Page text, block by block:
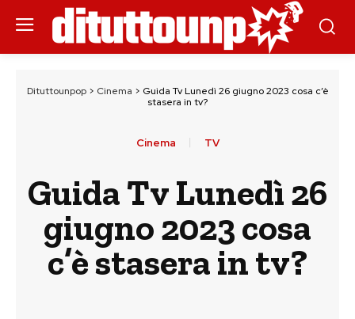
Dituttounpop> Cinema > Guida Tv Lunedì 26 giugno 2023 cosa c’è
stasera in tv?
Cinema TV
Guida Tv Lunedì 26
giugno 2023 cosa
c’è stasera in tv?